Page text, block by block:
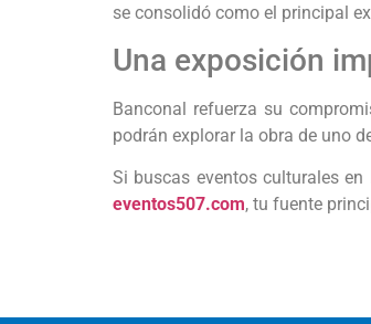
se consolidó como el principal
Una exposición
Banconal refuerza su
podrán explorar la obra de uno
Si buscas eventos culturales
eventos507.com, tu fuente